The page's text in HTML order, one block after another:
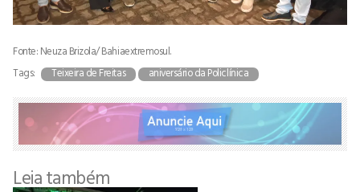
Fonte: Neuza Brizola/ Bahiaextremosul.
Tags:
Teixeira de Freitas aniversário da Policlínica
Leia também